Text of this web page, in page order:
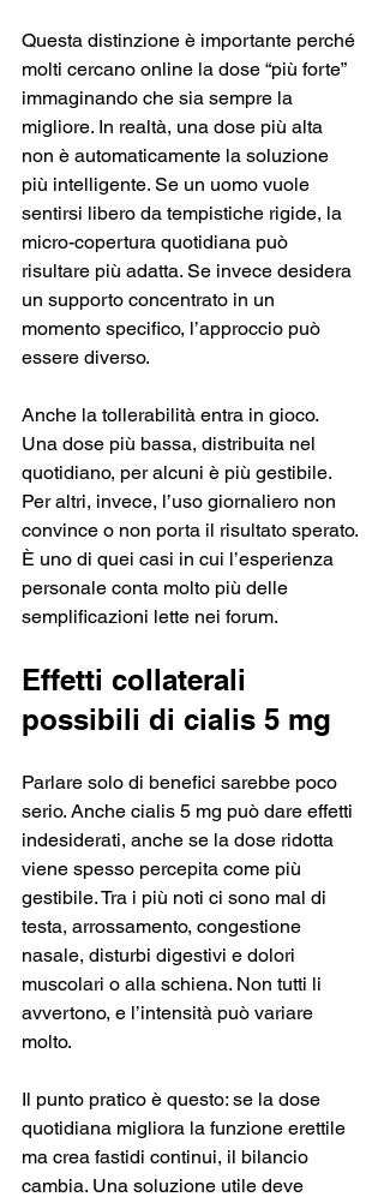
Questa distinzione è importante perché
molti cercano online la dose “più forte”
immaginando che sia sempre la
migliore. In realtà, una dose più alta
non è automaticamente la soluzione
più intelligente. Se un uomo vuole
sentirsi libero da tempistiche rigide, la
micro-copertura quotidiana può
risultare più adatta. Se invece desidera
un supporto concentrato in un
momento specifico, l’approccio può
essere diverso.
Anche la tollerabilità entra in gioco.
Una dose più bassa, distribuita nel
quotidiano, per alcuni è più gestibile.
Per altri, invece, l’uso giornaliero non
convince o non porta il risultato sperato.
È uno di quei casi in cui l’esperienza
personale conta molto più delle
semplificazioni lette nei forum.
Effetti collaterali
possibili di cialis 5 mg
Parlare solo di benefici sarebbe poco
serio. Anche cialis 5 mg può dare effetti
indesiderati, anche se la dose ridotta
viene spesso percepita come più
gestibile. Tra i più noti ci sono mal di
testa, arrossamento, congestione
nasale, disturbi digestivi e dolori
muscolari o alla schiena. Non tutti li
avvertono, e l’intensità può variare
molto.
Il punto pratico è questo: se la dose
quotidiana migliora la funzione erettile
ma crea fastidi continui, il bilancio
cambia. Una soluzione utile deve